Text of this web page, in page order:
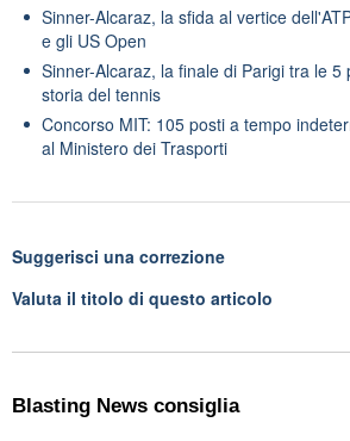
Sinner-Alcaraz, la sfida al vertice
e gli US Open
Sinner-Alcaraz, la finale di Parigi tra le 5
storia del tennis
Concorso MIT: 105 posti a tempo
al Ministero dei Trasporti
Suggerisci una correzione
Valuta il titolo di questo articolo
Blasting News consiglia